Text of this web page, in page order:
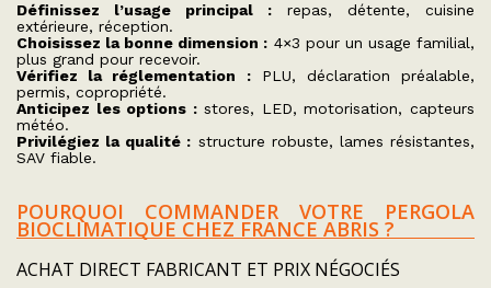
Définissez l’usage principal : repas, détente, cuisine
extérieure, réception.
Choisissez la bonne dimension : 4×3 pour un usage familial,
plus grand pour recevoir.
Vérifiez la réglementation :PLU, déclaration préalable,
permis, copropriété.
Anticipez les options :stores, LED, motorisation, capteurs
météo.
Privilégiez la qualité : structure robuste, lames résistantes,
SAV fiable.
POURQUOI COMMANDER VOTRE PERGOLA
BIOCLIMATIQUE CHEZ FRANCE ABRIS ?
ACHAT DIRECT FABRICANT ET PRIX NÉGOCIÉS